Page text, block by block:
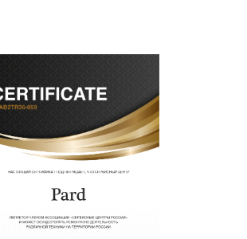
оборудование и
ПО в ремонтно-
мастерских;
склад комплектующих, что
сократить сроки
работ;
для владельцев
техники, которые
доставку устройств в сервис в
и бесплатно.